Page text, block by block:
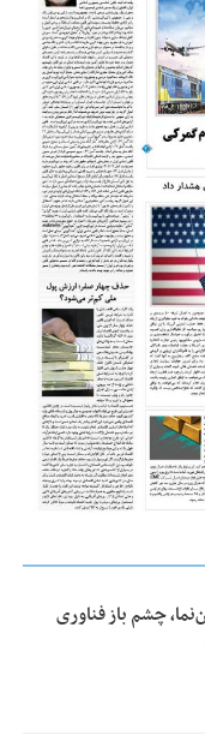
چشم باز فناوری